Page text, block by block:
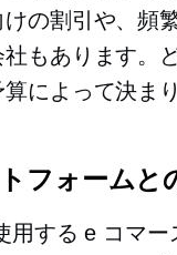
の割引や、頻
もあります。
によって決まり
フォームと
用する e コマ